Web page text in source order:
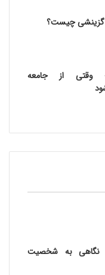
گزینشی چیست؟
وقتی از جامعه
نگاهی به شخصیت